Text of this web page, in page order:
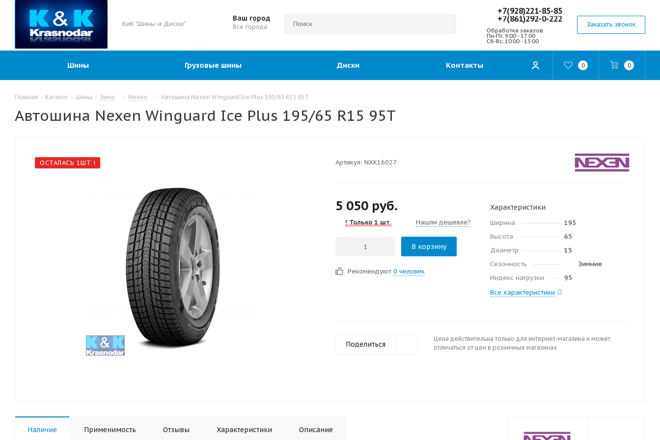
КиК "Шины и Диски"
Ваш город
Все города
+7(928)221-85-85
+7(861)292-0-222
Обработка заказов:
Пн-Пт; 9:00 - 17:00
Сб-Вс; 10:00 - 15:00
Заказать звонок
0 0
Шины Грузовые шины Диски Контакты
Главная - Каталог - Шины - Зима - Nexen - Автошина Nexen Winguard Ice Plus 195/65 R15 95T
Автошина Nexen Winguard Ice Plus 195/65 R15 95T
ОСТАЛАСЬ 1ШТ ! Артикул: NXK16027
5 050 руб.
! Только 1 шт. Нашли дешевле?
В корзину
Рекомендуют 0 человек
Характеристики
Ширина
195
Высота
65
Диаметр
15
Сезонность
Зимние
Индекс нагрузки
95
Все характеристики
Поделиться
Цена действительна только для интернет-магазина и может
отличаться от цен в розничных магазинах
Наличие Применимость Отзывы Характеристики Описание